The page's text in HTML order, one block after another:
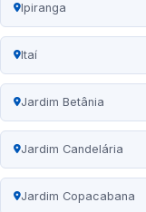
Ipiranga
Itaí
Jardim Betânia
Jardim Candelária
Jardim Copacabana